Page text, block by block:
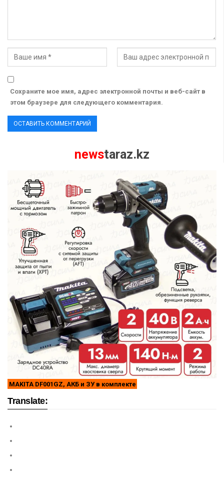
Сохраните мое имя, адрес электронной почты и веб-сайт в
этом браузере для следующего комментария.
newstaraz.kz
MAKITA DF001GZ, АКБ и ЗУ в комплекте
Translate: